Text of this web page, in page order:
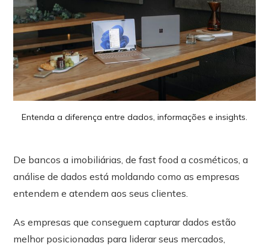
Entenda a diferença entre dados, informações e insights.
De bancos a imobiliárias, de fast food a cosméticos, a
análise de dados está moldando como as empresas
entendem e atendem aos seus clientes.
As empresas que conseguem capturar dados estão
melhor posicionadas para liderar seus mercados,